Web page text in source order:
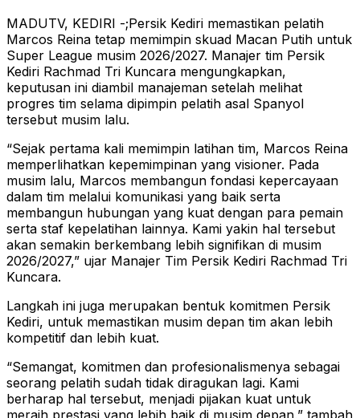
MADUTV, KEDIRI -;Persik Kediri memastikan pelatih
Marcos Reina tetap memimpin skuad Macan Putih untuk
Super League musim 2026/2027. Manajer tim Persik
Kediri Rachmad Tri Kuncara mengungkapkan,
keputusan ini diambil manajeman setelah melihat
progres tim selama dipimpin pelatih asal Spanyol
tersebut musim lalu.
“Sejak pertama kali memimpin latihan tim, Marcos Reina
memperlihatkan kepemimpinan yang visioner. Pada
musim lalu, Marcos membangun fondasi kepercayaan
dalam tim melalui komunikasi yang baik serta
membangun hubungan yang kuat dengan para pemain
serta staf kepelatihan lainnya. Kami yakin hal tersebut
akan semakin berkembang lebih signifikan di musim
2026/2027,” ujar Manajer Tim Persik Kediri Rachmad Tri
Kuncara.
Langkah ini juga merupakan bentuk komitmen Persik
Kediri, untuk memastikan musim depan tim akan lebih
kompetitif dan lebih kuat.
“Semangat, komitmen dan profesionalismenya sebagai
seorang pelatih sudah tidak diragukan lagi. Kami
berharap hal tersebut, menjadi pijakan kuat untuk